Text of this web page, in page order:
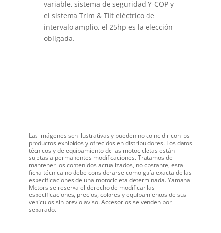
variable, sistema de seguridad Y-COP y
el sistema Trim & Tilt eléctrico de
intervalo amplio, el 25hp es la elección
obligada.
Las imágenes son ilustrativas y pueden no coincidir con los
productos exhibidos y ofrecidos en distribuidores. Los datos
técnicos y de equipamiento de las motocicletas están
sujetas a permanentes modificaciones. Tratamos de
mantener los contenidos actualizados, no obstante, esta
ficha técnica no debe considerarse como guía exacta de las
especificaciones de una motocicleta determinada. Yamaha
Motors se reserva el derecho de modificar las
especificaciones, precios, colores y equipamientos de sus
vehículos sin previo aviso. Accesorios se venden por
separado.